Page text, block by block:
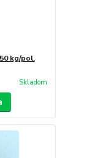
kg/pol.
Skladom